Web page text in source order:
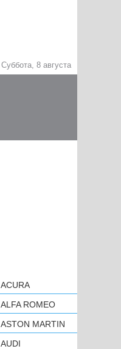
Суббота, 8 августа
ACURA
ALFA ROMEO
ASTON MARTIN
AUDI